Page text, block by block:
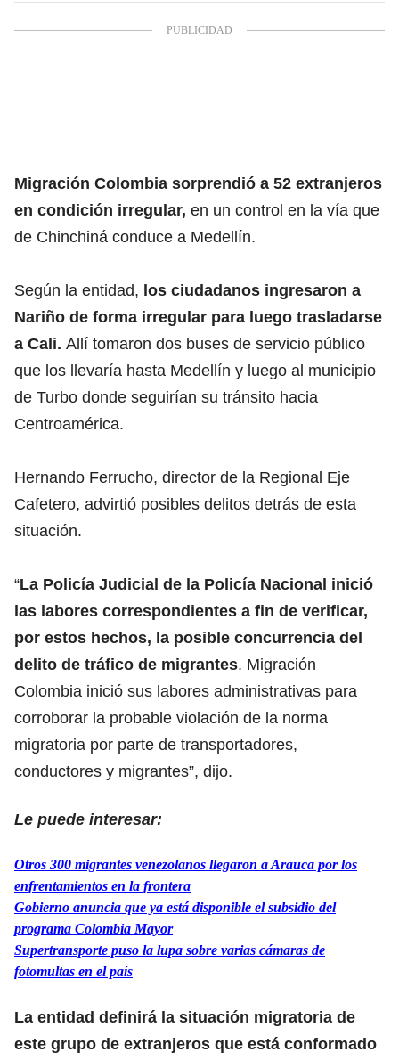
Migración Colombia sorprendió a 52 extranjeros
en condición irregular, en un control en la vía que
de Chinchiná conduce a Medellín.
Según la entidad, los ciudadanos ingresaron a
Nariño de forma irregular para luego trasladarse
a Cali. Allí tomaron dos buses de servicio público
que los llevaría hasta Medellín y luego al municipio
de Turbo donde seguirían su tránsito hacia
Centroamérica.
Hernando Ferrucho, director de la Regional Eje
Cafetero, advirtió posibles delitos detrás de esta
situación.
“La Policía Judicial de la Policía Nacional inició
las labores correspondientes a fin de verificar,
por estos hechos, la posible concurrencia del
delito de tráfico de migrantes. Migración
Colombia inició sus labores administrativas para
corroborar la probable violación de la norma
migratoria por parte de transportadores,
conductores y migrantes”, dijo.
Le puede interesar:
Otros 300 migrantes venezolanos llegaron a Arauca por los
enfrentamientos en la frontera
Gobierno anuncia que ya está disponible el subsidio del
programa Colombia Mayor
Supertransporte puso la lupa sobre varias cámaras de
fotomultas en el país
La entidad definirá la situación migratoria de
este grupo de extranjeros que está conformado